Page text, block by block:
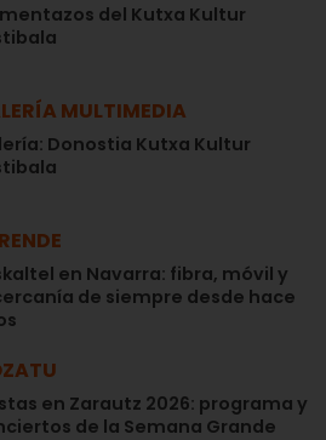
del Kutxa Kultur
MULTIMEDIA
Donostia Kutxa Kultur
en Navarra: fibra, móvil y
de siempre desde hace
en Zarautz 2026: programa y
de la Semana Grande